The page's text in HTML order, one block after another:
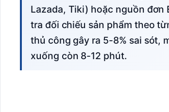
Lazada, Tiki) hoặc nguồn đơn
tra đối chiếu sản phẩm theo
thủ công gây ra 5-8% sai sót,
xuống còn 8-12 phút.